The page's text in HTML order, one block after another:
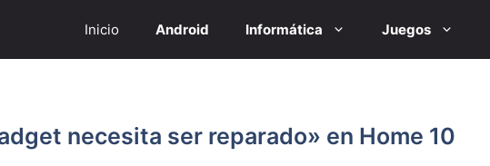
Inicio Android Informática Juegos
necesita ser reparado» en Home 10